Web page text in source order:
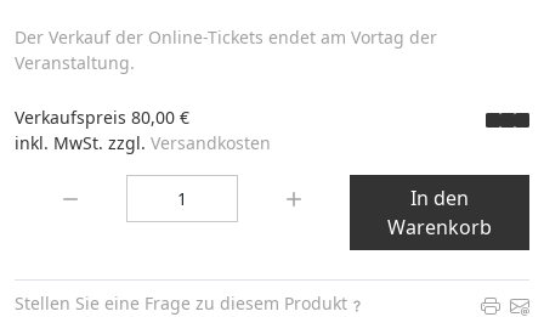
Der Verkauf der Online-Tickets endet am Vortag der
Veranstaltung.
Verkaufspreis 80,00 €
inkl. MwSt. zzgl. Versandkosten
In den
Warenkorb
Stellen Sie eine Frage zu diesem Produkt